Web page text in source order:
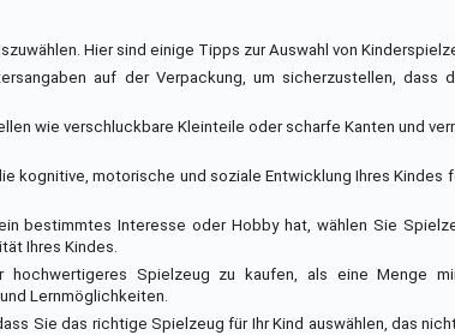
Hier sind einige Tipps zur Auswahl von
auf der Verpackung, um sicherzustellen, dass
wie verschluckbare Kleinteile oder scharfe Kanten und
kognitive, motorische und soziale Entwicklung Ihres Kindes
bestimmtes Interesse oder Hobby hat, wählen Sie
Ihres Kindes.
Spielzeug zu kaufen, als eine Menge
Lernmöglichkeiten.
Sie das richtige Spielzeug für Ihr Kind auswählen, das